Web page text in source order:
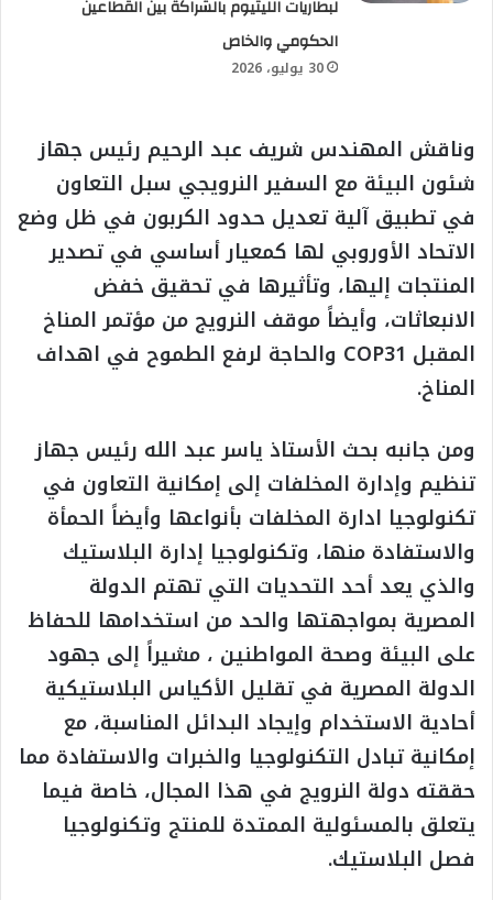
لبطاريات الليثيوم بالشراكة بين القطاعين
الحكومي والخاص
30 يوليو، 2026
وناقش المهندس شريف عبد الرحيم رئيس جهاز
شئون البيئة مع السفير النرويجي سبل التعاون
في تطبيق آلية تعديل حدود الكربون في ظل وضع
الاتحاد الأوروبي لها كمعيار أساسي في تصدير
المنتجات إليها، وتأثيرها في تحقيق خفض
الانبعاثات، وأيضاً موقف النرويج من مؤتمر المناخ
المقبل COP31 والحاجة لرفع الطموح في اهداف
المناخ.
ومن جانبه بحث الأستاذ ياسر عبد الله رئيس جهاز
تنظيم وإدارة المخلفات إلى إمكانية التعاون في
تكنولوجيا ادارة المخلفات بأنواعها وأيضاً الحمأة
والاستفادة منها، وتكنولوجيا إدارة البلاستيك
والذي يعد أحد التحديات التي تهتم الدولة
المصرية بمواجهتها والحد من استخدامها للحفاظ
على البيئة وصحة المواطنين ، مشيراً إلى جهود
الدولة المصرية في تقليل الأكياس البلاستيكية
أحادية الاستخدام وإيجاد البدائل المناسبة، مع
إمكانية تبادل التكنولوجيا والخبرات والاستفادة مما
حققته دولة النرويج في هذا المجال، خاصة فيما
يتعلق بالمسئولية الممتدة للمنتج وتكنولوجيا
فصل البلاستيك.